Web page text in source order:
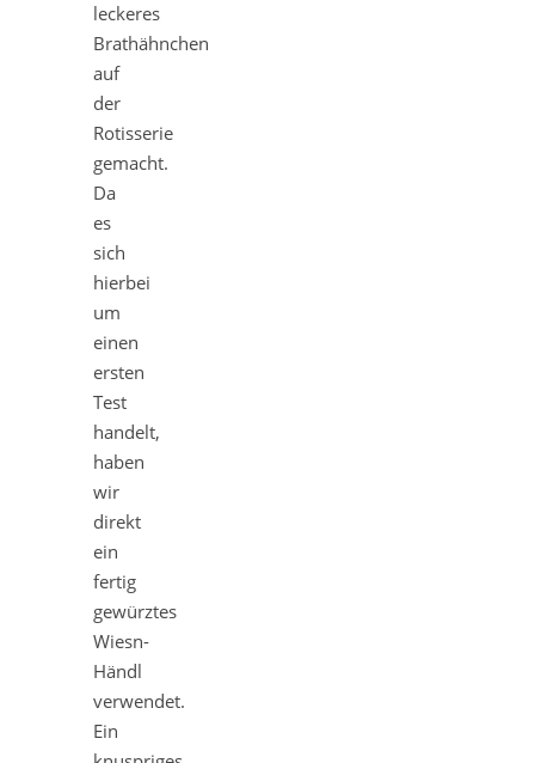
leckeres
Brathähnchen
auf
der
Rotisserie
gemacht.
Da
es
sich
hierbei
um
einen
ersten
Test
handelt,
haben
wir
direkt
ein
fertig
gewürztes
Wiesn-
Händl
verwendet.
Ein